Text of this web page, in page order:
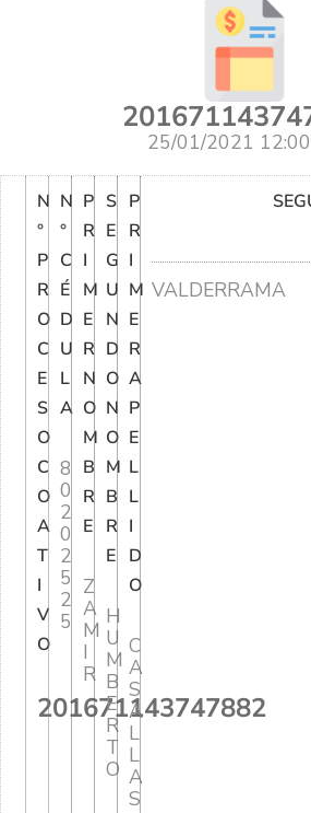
25/01/2021
N
°
P
R
O
C
E
S
O
C
O
A
T
I
V
O
201671143747882
N
°
C
É
D
U
L
A
8
0
2
0
2
5
2
5
P
R
I
M
E
R
N
O
M
B
R
E
Z
A
M
I
R
S
E
G
U
N
D
O
N
O
M
B
R
E
H
U
M
B
E
R
T
O
P
R
I
M
E
R
A
P
E
L
L
I
D
O
C
A
S
A
L
L
A
S
VALDERRAMA